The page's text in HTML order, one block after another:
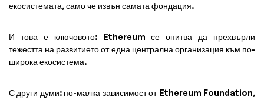
екосистемата, само че извън самата фондация.
И това е ключовото: Ethereum се опитва да прехвърли
тежестта на развитието от една централна организация към по-
широка екосистема.
С други думи: по-малка зависимост от Ethereum Foundation,